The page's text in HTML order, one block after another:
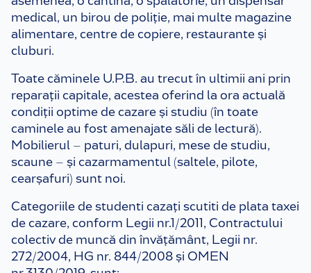
medical, un birou de poliție, mai multe magazine
alimentare, centre de copiere, restaurante și
cluburi.
Toate căminele U.P.B. au trecut în ultimii ani prin
reparații capitale, acestea oferind la ora actuală
condiții optime de cazare și studiu (în toate
caminele au fost amenajate săli de lectură).
Mobilierul – paturi, dulapuri, mese de studiu,
scaune – și cazarmamentul (saltele, pilote,
cearșafuri) sunt noi.
Categoriile de studenti cazați scutiti de plata taxei
de cazare, conform Legii nr.1/2011, Contractului
colectiv de muncă din învățământ, Legii nr.
272/2004, HG nr. 844/2008 și OMEN